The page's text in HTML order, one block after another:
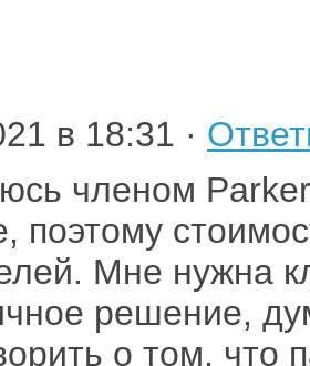
в 18:31 ·
членом
поэтому
Мне нужна
решение,
о том, что